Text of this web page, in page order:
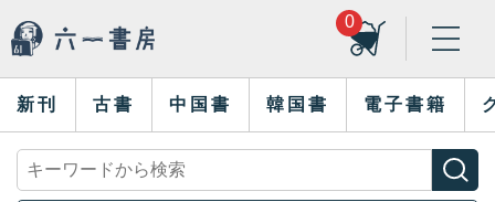
0
新刊 古書 中国書 韓国書 電子書籍